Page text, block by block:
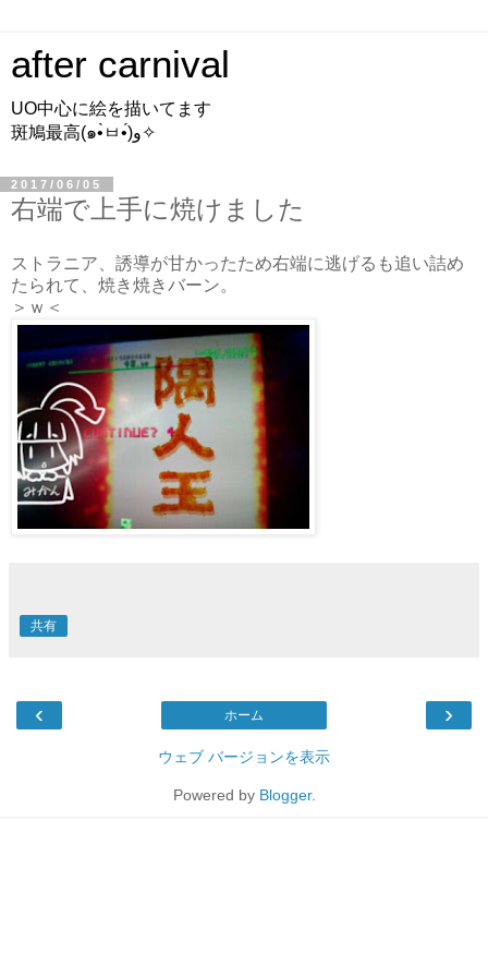
after carnival
UO中心に絵を描いてます
斑鳩最高(๑•̀ㅂ•́)و✧
2017/06/05
右端で上手に焼けました
ストラニア、誘導が甘かったため右端に逃げるも追い詰め
たられて、焼き焼きバーン。
＞ｗ＜
共有
‹ ›
ホーム
ウェブ バージョンを表示
Powered by Blogger.